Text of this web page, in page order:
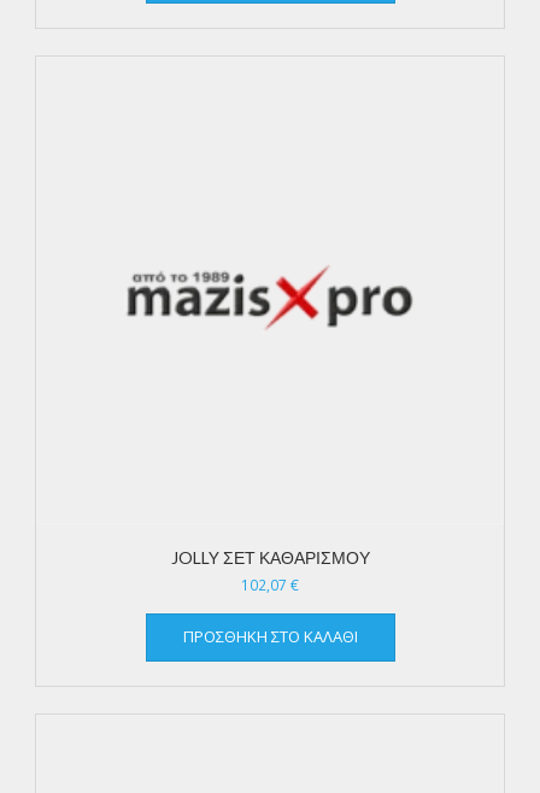
JOLLY ΣΕΤ ΚΑΘΑΡΙΣΜΟΥ
102,07 €
ΠΡΟΣΘΉΚΗ ΣΤΟ ΚΑΛΆΘΙ